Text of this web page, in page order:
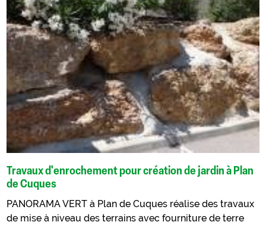
Travaux d'enrochement pour création de jardin à Plan
de Cuques
PANORAMA VERT à Plan de Cuques réalise des travaux
de mise à niveau des terrains avec fourniture de terre